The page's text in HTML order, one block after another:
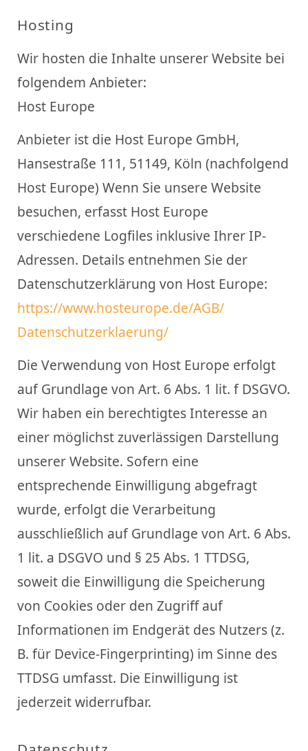
Hosting
Wir hosten die Inhalte unserer Website bei
folgendem Anbieter:
Host Europe
Anbieter ist die Host Europe GmbH,
Hansestraße 111, 51149, Köln (nachfolgend
Host Europe) Wenn Sie unsere Website
besuchen, erfasst Host Europe
verschiedene Logfiles inklusive Ihrer IP-
Adressen. Details entnehmen Sie der
Datenschutzerklärung von Host Europe:
https://www.hosteurope.de/AGB/
Datenschutzerklaerung/
Die Verwendung von Host Europe erfolgt
auf Grundlage von Art. 6 Abs. 1 lit. f DSGVO.
Wir haben ein berechtigtes Interesse an
einer möglichst zuverlässigen Darstellung
unserer Website. Sofern eine
entsprechende Einwilligung abgefragt
wurde, erfolgt die Verarbeitung
ausschließlich auf Grundlage von Art. 6 Abs.
1 lit. a DSGVO und § 25 Abs. 1 TTDSG,
soweit die Einwilligung die Speicherung
von Cookies oder den Zugriff auf
Informationen im Endgerät des Nutzers (z.
B. für Device-Fingerprinting) im Sinne des
TTDSG umfasst. Die Einwilligung ist
jederzeit widerrufbar.